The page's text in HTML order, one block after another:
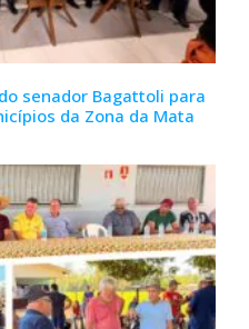
senador Bagattoli para
da Zona da Mata